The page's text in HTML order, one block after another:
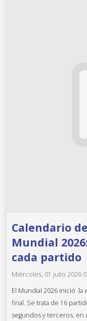
Calendario
Mundial
cada partido
Miércoles, 01 Julio 2026
El Mundial 2026 inició la
final. Se trata de 16
segundos y terceros, en